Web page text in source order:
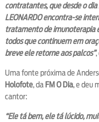
contratantes, que desde o
LEONARDO encontra-se
tratamento de imunoterapia
todos que continuem em
breve ele retorne aos palcos”,
Uma fonte próxima de
Holofote, da FM O Dia, e deu
cantor:
“Ele tá bem, ele tá lúcido,